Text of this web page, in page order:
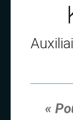
«